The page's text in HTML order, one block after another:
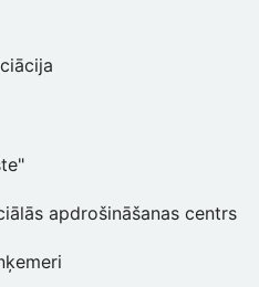
apdrošināšanas centrs